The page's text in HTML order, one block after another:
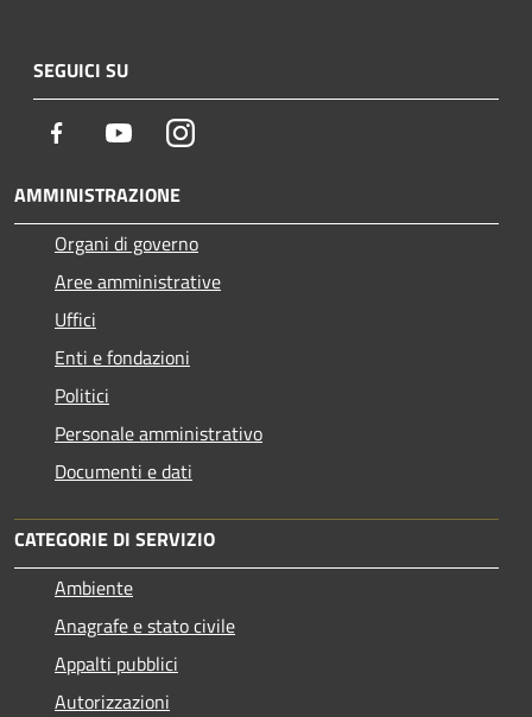
SEGUICI SU
Facebook YoutubeInstagram
AMMINISTRAZIONE
Organi di governo
Aree amministrative
Uffici
Enti e fondazioni
Politici
Personale amministrativo
Documenti e dati
CATEGORIE DI SERVIZIO
Ambiente
Anagrafe e stato civile
Appalti pubblici
Autorizzazioni